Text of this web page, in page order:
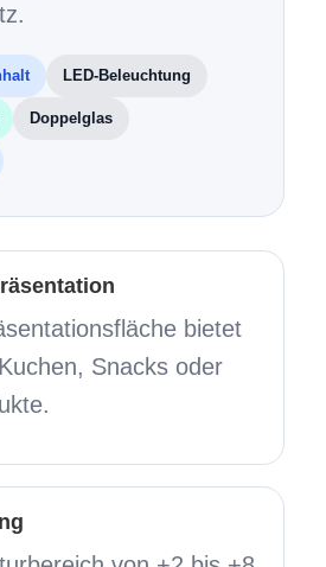
LED-Beleuchtung
Doppelglas
bietet
Snacks oder